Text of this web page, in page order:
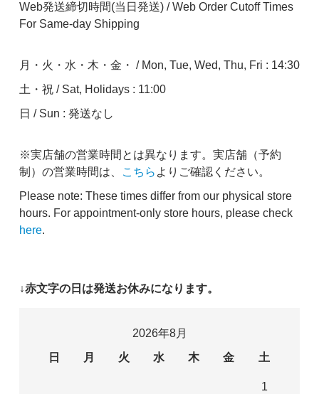
Web発送締切時間(当日発送) / Web Order Cutoff Times
For Same-day Shipping
月・火・水・木・金・ / Mon, Tue, Wed, Thu, Fri : 14:30
土・祝 / Sat, Holidays : 11:00
日 / Sun : 発送なし
※実店舗の営業時間とは異なります。実店舗（予約
制）の営業時間は、
こちら よりご確認ください。
Please note: These times differ from our physical store
hours. For appointment-only store hours, please check
here.
↓赤文字の日は発送お休みになります。
2026年8月
日
月 火 水 木 金 土
1